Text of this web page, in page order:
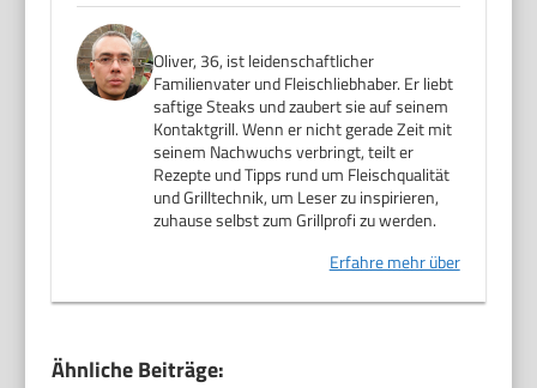
Oliver, 36, ist leidenschaftlicher
Familienvater und Fleischliebhaber. Er liebt
saftige Steaks und zaubert sie auf seinem
Kontaktgrill. Wenn er nicht gerade Zeit mit
seinem Nachwuchs verbringt, teilt er
Rezepte und Tipps rund um Fleischqualität
und Grilltechnik, um Leser zu inspirieren,
zuhause selbst zum Grillprofi zu werden.
Erfahre mehr über
Ähnliche Beiträge: